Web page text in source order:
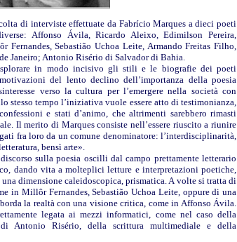
di interviste effettuate da Fabrício Marques a dieci poeti
Affonso Ávila, Ricardo Aleixo, Edimilson Pereira,
Fernandes, Sebastião Uchoa Leite, Armando Freitas Filho,
Janeiro; Antonio Risério di Salvador di Bahia.
in modo incisivo gli stili e le biografie dei poeti
del lento declino dell’importanza della poesia
verso la cultura per l’emergere nella società con
stesso tempo l’iniziativa vuole essere atto di testimonianza,
e stati d’animo, che altrimenti sarebbero rimasti
Il merito di Marques consiste nell’essere riuscito a riunire
fra loro da un comune denominatore: l’interdisciplinarità,
bensì arte».
sulla poesia oscilli dal campo prettamente letterario
dando vita a molteplici letture e interpretazioni poetiche,
dimensione caleidoscopica, prismatica. A volte si tratta di
in Millôr Fernandes, Sebastião Uchoa Leite, oppure di una
la realtà con una visione critica, come in Affonso Ávila.
legata ai mezzi informatici, come nel caso della
Antonio Risério, della scrittura multimediale e della